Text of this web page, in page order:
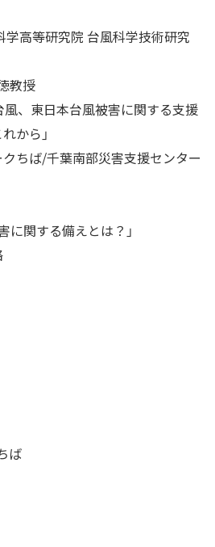
学高等研究院 台風科学技術研究
教授
風、東日本台風被害に関する支援
から」
ちば/千葉南部災害支援センター
に関する備えとは？」
ば